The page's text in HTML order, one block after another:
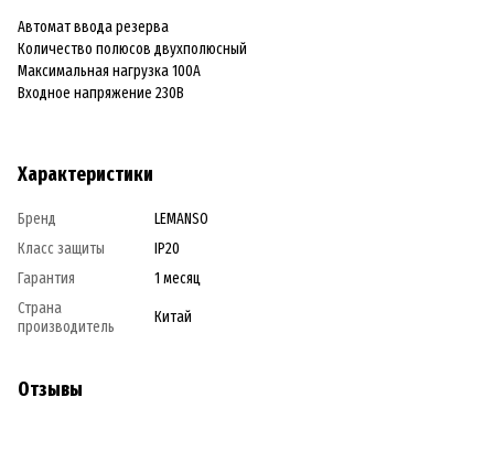
Автомат ввода резерва
Количество полюсов двухполюсный
Максимальная нагрузка 100А
Входное напряжение 230В
Характеристики
Бренд
LEMANSO
Класс защиты
IP20
Гарантия
1 месяц
Страна
производитель
Китай
Отзывы